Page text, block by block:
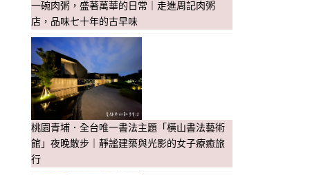
一碗肉粥，盛著萬華的日常｜走進周記肉粥
店，品味七十年的古早味
桃園青埔．全台唯一書法主題「橫山書法藝術
館」夜晚散步｜靜謐建築與光影的女子療癒旅
行